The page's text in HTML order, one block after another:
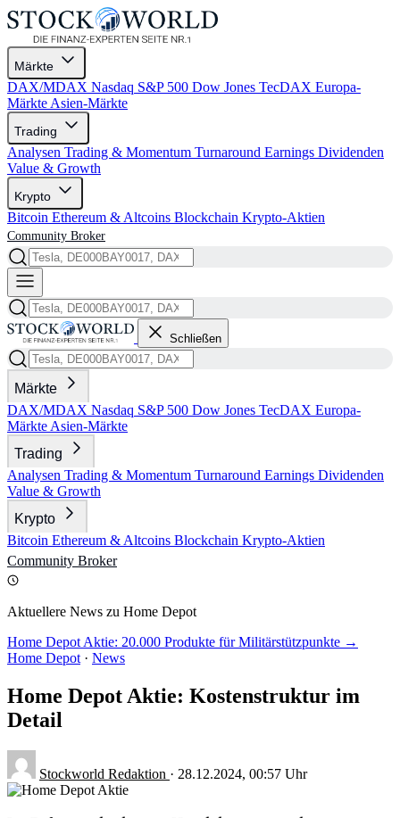
Märkte
DAX/MDAX Nasdaq S&P 500 Dow Jones TecDAX Europa-
Märkte Asien-Märkte
Trading
Analysen Trading & Momentum Turnaround Earnings Dividenden
Value & Growth
Krypto
Bitcoin Ethereum & Altcoins Blockchain Krypto-Aktien
Community Broker
Schließen
Märkte
DAX/MDAX Nasdaq S&P 500 Dow Jones TecDAX Europa-
Märkte Asien-Märkte
Trading
Analysen Trading & Momentum Turnaround Earnings Dividenden
Value & Growth
Krypto
Bitcoin Ethereum & Altcoins Blockchain Krypto-Aktien
Community Broker
Aktuellere News zu Home Depot
Home Depot Aktie: 20.000 Produkte für Militärstützpunkte →
Home Depot · News
Home Depot Aktie: Kostenstruktur im
Detail
Stockworld Redaktion · 28.12.2024, 00:57 Uhr